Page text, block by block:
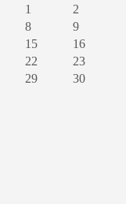
1
2
8
9
15
16
22
23
29
30